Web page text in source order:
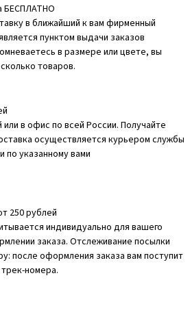
БЕСПЛАТНО
в ближайший к вам фирменный
пунктом выдачи заказов
в размере или цвете, вы
товаров.
в офис по всей России. Получайте
осуществляется курьером службы
указанному вами
250 рублей
индивидуально для вашего
заказа. Отслеживание посылки
после оформления заказа вам поступит
номера.